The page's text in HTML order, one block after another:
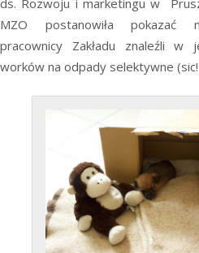
MZO postanowiła pokazać
pracownicy Zakładu znaleźli w
worków na odpady selektywne